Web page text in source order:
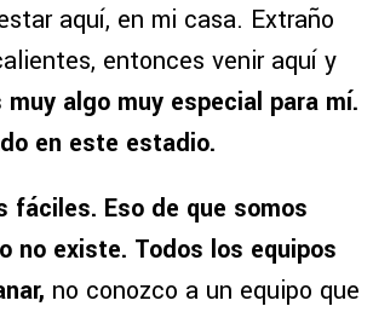
aquí, en mi casa. Extraño
entonces venir aquí y
algo muy especial para mí.
en este estadio.
fáciles. Eso de que somos
no existe. Todos los equipos
no conozco a un equipo que